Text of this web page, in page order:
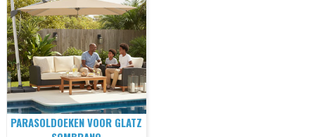
PARASOLDOEKEN VOOR GLATZ